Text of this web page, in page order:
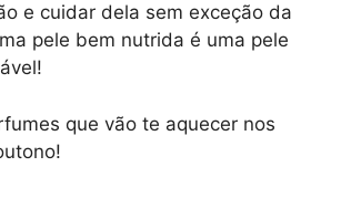
e cuidar dela sem exceção da
pele bem nutrida é uma pele
que vão te aquecer nos